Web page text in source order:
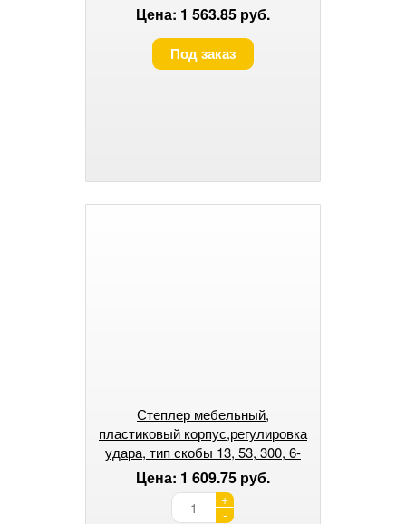
скобы 53, 4-14мм// БАРС
Цена: 1 563.85 руб.
Под заказ
Степлер мебельный,
пластиковый корпус,регулировка
удара, тип скобы 13, 53, 300, 6-
16мм// Gross
Цена: 1 609.75 руб.
+
-